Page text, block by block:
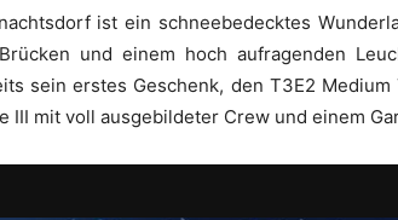
ist ein schneebedecktes
und einem hoch aufragenden
sein erstes Geschenk, den T3E2
III mit voll ausgebildeter Crew und einem